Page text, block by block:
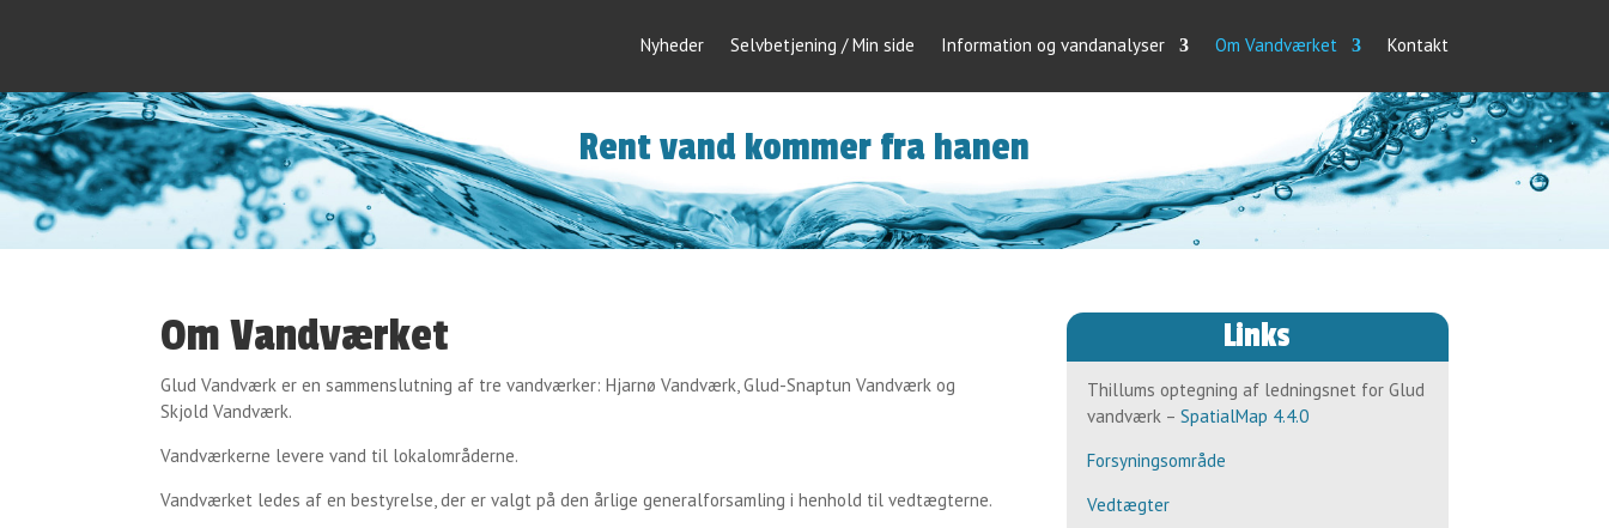
Nyheder Selvbetjening / Min side Information og vandanalyser Om Vandværket Kontakt
Rent vand kommer fra hanen
Om Vandværket
Glud Vandværk er en sammenslutning af tre vandværker: Hjarnø Vandværk, Glud-Snaptun Vandværk og
Skjold Vandværk.
Vandværkerne levere vand til lokalområderne.
Vandværket ledes af en bestyrelse, der er valgt på den årlige generalforsamling i henhold til vedtægterne.
Links
Thillums optegning af ledningsnet for Glud
vandværk​ – SpatialMap 4.4.0
Forsyningsområde
Vedtægter